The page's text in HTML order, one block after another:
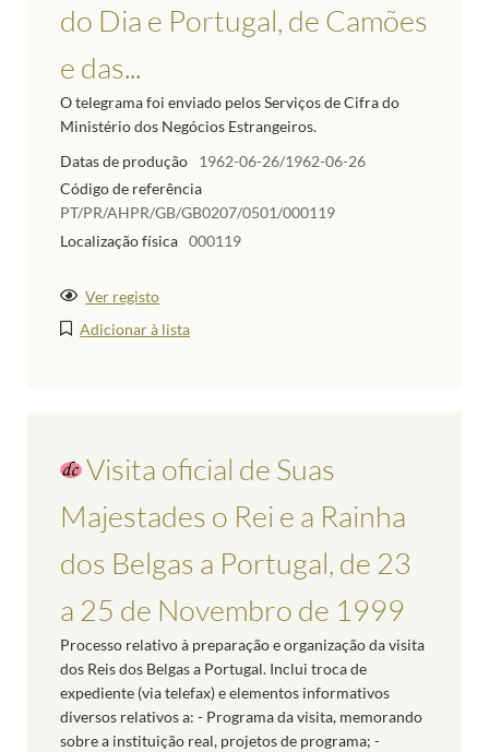
do Dia e Portugal, de Camões
e das...
O telegrama foi enviado pelos Serviços de Cifra do
Ministério dos Negócios Estrangeiros.
Datas de produção
1962-06-26/1962-06-26
Código de referência
PT/PR/AHPR/GB/GB0207/0501/000119
Localização física 000119
Ver registo
Adicionar à lista
Visita oficial de Suas
Majestades o Rei e a Rainha
dos Belgas a Portugal, de 23
a 25 de Novembro de 1999
Processo relativo à preparação e organização da visita
dos Reis dos Belgas a Portugal. Inclui troca de
expediente (via telefax) e elementos informativos
diversos relativos a: - Programa da visita, memorando
sobre a instituição real, projetos de programa; -